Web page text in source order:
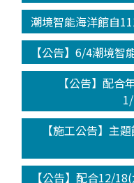
潮境智能海洋館自
【公告】6/4潮境智
【公告】配
【施工公告】主
【公告】配合12/